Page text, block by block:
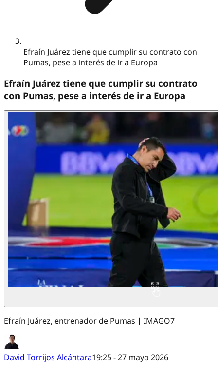
Efraín Juárez tiene que cumplir su contrato con
Pumas, pese a interés de ir a Europa
Efraín Juárez tiene que cumplir su contrato
con Pumas, pese a interés de ir a Europa
Efraín Juárez, entrenador de Pumas | IMAGO7
David Torrijos Alcántara19:25 - 27 mayo 2026